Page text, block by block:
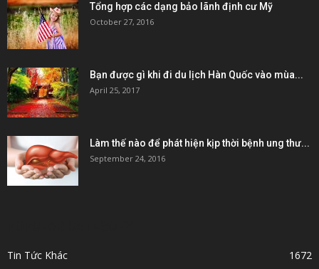
Tổng hợp các dạng bảo lãnh định cư Mỹ
October 27, 2016
Bạn được gì khi đi du lịch Hàn Quốc vào mùa...
April 25, 2017
Làm thế nào để phát hiện kịp thời bệnh ung thư...
September 24, 2016
Tin Tức Khác
1672